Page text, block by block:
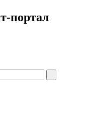
портал